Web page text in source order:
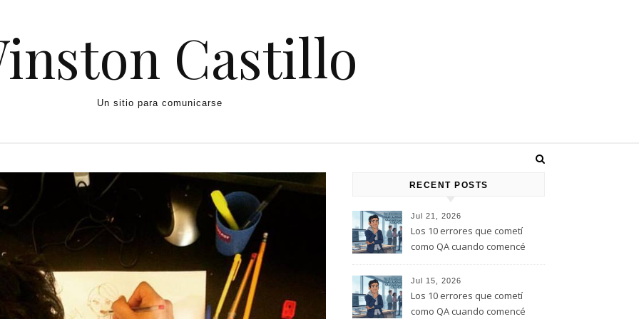
Castillo
Un sitio para comunicarse
RECENT POSTS
Jul 21, 2026
Los 10 errores que cometí
como QA cuando comencé
(Parte 2)
Jul 15, 2026
Los 10 errores que cometí
como QA cuando comencé